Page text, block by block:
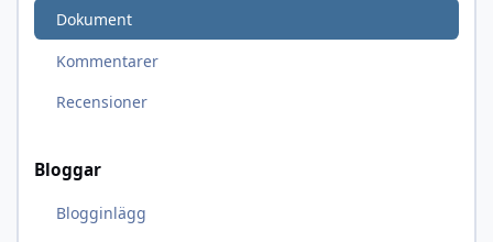
Dokument
Kommentarer
Recensioner
Bloggar
Blogginlägg